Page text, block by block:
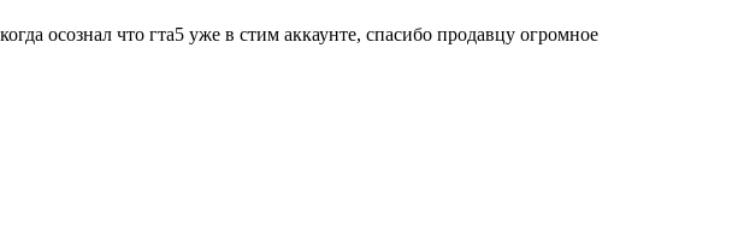
осознал что гта5 уже в стим аккаунте, спасибо продавцу огромное